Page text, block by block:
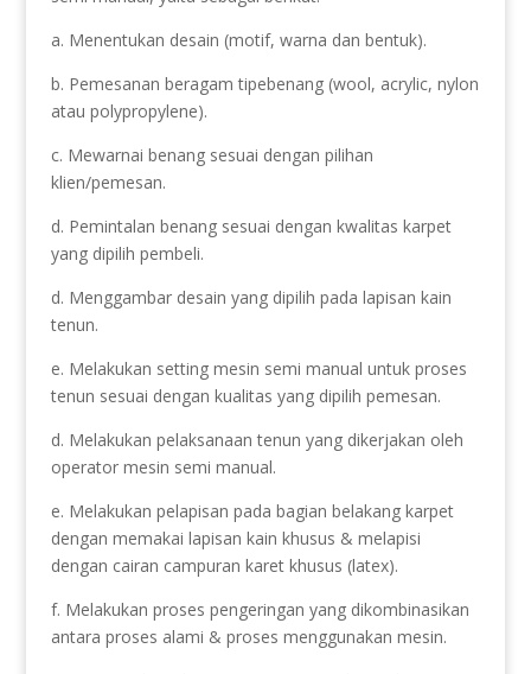
a. Menentukan desain (motif, warna dan bentuk).
b. Pemesanan beragam tipebenang (wool, acrylic, nylon
atau polypropylene).
c. Mewarnai benang sesuai dengan pilihan
klien/pemesan.
d. Pemintalan benang sesuai dengan kwalitas karpet
yang dipilih pembeli.
d. Menggambar desain yang dipilih pada lapisan kain
tenun.
e. Melakukan setting mesin semi manual untuk proses
tenun sesuai dengan kualitas yang dipilih pemesan.
d. Melakukan pelaksanaan tenun yang dikerjakan oleh
operator mesin semi manual.
e. Melakukan pelapisan pada bagian belakang karpet
dengan memakai lapisan kain khusus & melapisi
dengan cairan campuran karet khusus (latex).
f. Melakukan proses pengeringan yang dikombinasikan
antara proses alami & proses menggunakan mesin.